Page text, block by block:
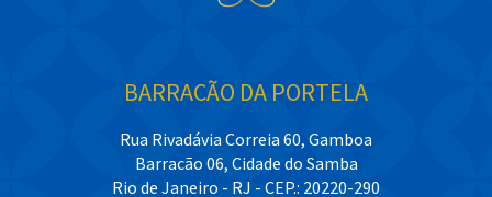
BARRACÃO DA PORTELA
Rua Rivadávia Correia 60, Gamboa
Barracão 06, Cidade do Samba
Rio de Janeiro - RJ - CEP.: 20220-290